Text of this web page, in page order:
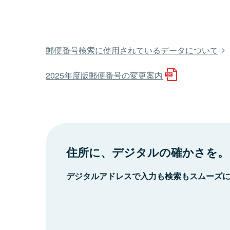
郵便番号検索に使用されているデータについて
2025年度版郵便番号の変更案内
住所に、デジタルの確かさを。
デジタルアドレスで入力も検索もスムーズ